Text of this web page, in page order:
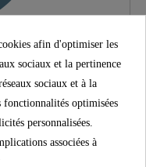
Cm
Cm
de 5 ans
la sécurité et la
Cette promesse
pour la confiance et la
afin d'optimiser les
sociaux et la pertinence
sociaux et à la
optimisées
personnalisées.
associées à